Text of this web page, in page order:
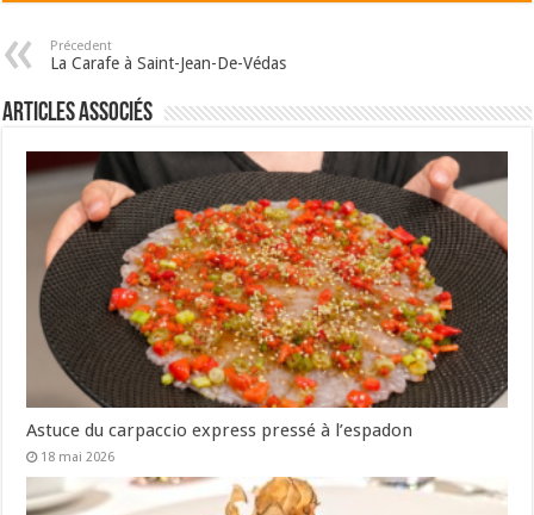
Précedent
La Carafe à Saint-Jean-De-Védas
Articles associés
Astuce du carpaccio express pressé à l’espadon
18 mai 2026